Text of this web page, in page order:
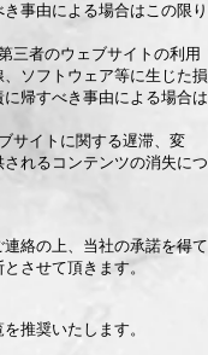
事由による場合はこの限り
三者のウェブサイトの利用
ソフトウェア等に生じた損
帰すべき事由による場合は
サイトに関する遅滞、変
れるコンテンツの消失につ
絡の上、当社の承諾を得て
させて頂きます。
推奨いたします。